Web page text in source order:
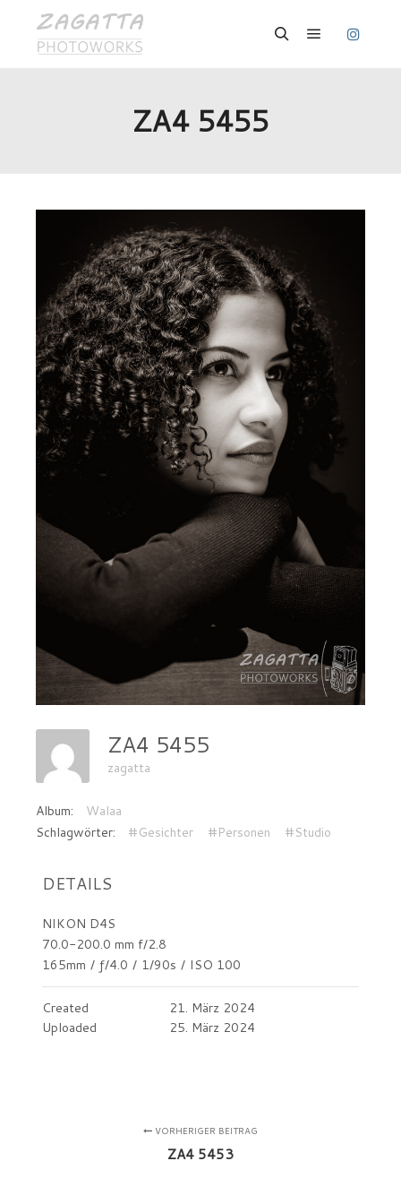
ZA4 5455
ZA4 5455
zagatta
Album:
Walaa
Schlagwörter:
#Gesichter #Personen #Studio
DETAILS
NIKON D4S
70.0-200.0 mm f/2.8
165mm / ƒ/4.0 / 1/90s / ISO 100
Created
21. März 2024
Uploaded
25. März 2024
VORHERIGER BEITRAG
ZA4 5453